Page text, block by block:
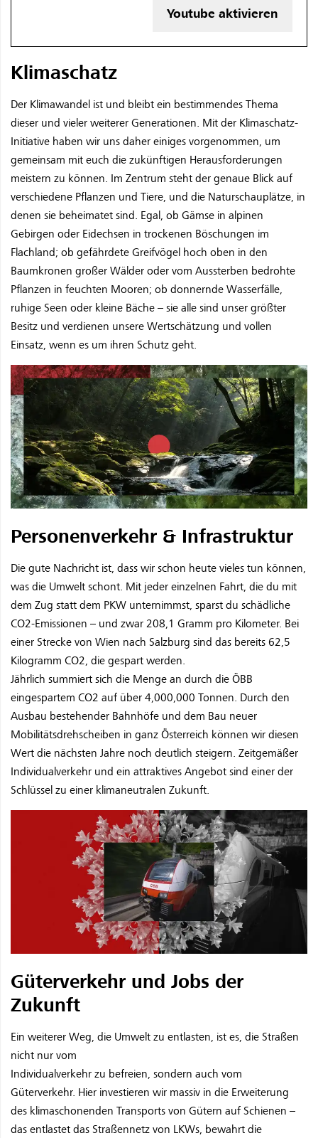
Youtube aktivieren
Klimaschatz
Der Klimawandel ist und bleibt ein bestimmendes Thema
dieser und vieler weiterer Generationen. Mit der Klimaschatz-
Initiative haben wir uns daher einiges vorgenommen, um
gemeinsam mit euch die zukünftigen Herausforderungen
meistern zu können. Im Zentrum steht der genaue Blick auf
verschiedene Pflanzen und Tiere, und die Naturschauplätze, in
denen sie beheimatet sind. Egal, ob Gämse in alpinen
Gebirgen oder Eidechsen in trockenen Böschungen im
Flachland; ob gefährdete Greifvögel hoch oben in den
Baumkronen großer Wälder oder vom Aussterben bedrohte
Pflanzen in feuchten Mooren; ob donnernde Wasserfälle,
ruhige Seen oder kleine Bäche – sie alle sind unser größter
Besitz und verdienen unsere Wertschätzung und vollen
Einsatz, wenn es um ihren Schutz geht.
Personenverkehr & Infrastruktur
Die gute Nachricht ist, dass wir schon heute vieles tun können,
was die Umwelt schont. Mit jeder einzelnen Fahrt, die du mit
dem Zug statt dem PKW unternimmst, sparst du schädliche
CO2-Emissionen – und zwar 208,1 Gramm pro Kilometer. Bei
einer Strecke von Wien nach Salzburg sind das bereits 62,5
Kilogramm CO2, die gespart werden.
Jährlich summiert sich die Menge an durch die ÖBB
eingespartem CO2 auf über 4,000,000 Tonnen. Durch den
Ausbau bestehender Bahnhöfe und dem Bau neuer
Mobilitätsdrehscheiben in ganz Österreich können wir diesen
Wert die nächsten Jahre noch deutlich steigern. Zeitgemäßer
Individualverkehr und ein attraktives Angebot sind einer der
Schlüssel zu einer klimaneutralen Zukunft.
Güterverkehr und Jobs der
Zukunft
Ein weiterer Weg, die Umwelt zu entlasten, ist es, die Straßen
nicht nur vom
Individualverkehr zu befreien, sondern auch vom
Güterverkehr. Hier investieren wir massiv in die Erweiterung
des klimaschonenden Transports von Gütern auf Schienen –
das entlastet das Straßennetz von LKWs, bewahrt die